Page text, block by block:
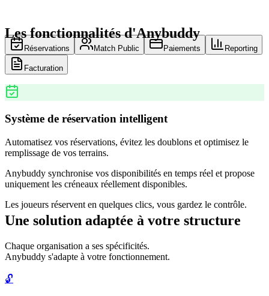
Les fonctionnalités d'Anybuddy
Réservations Match Public Paiements Reporting
Facturation
Système de réservation intelligent
Automatisez vos réservations, évitez les doublons et optimisez le
remplissage de vos terrains.
Anybuddy synchronise vos disponibilités en temps réel et propose
uniquement les créneaux réellement disponibles.
Les joueurs réservent en quelques clics, vous gardez le contrôle.
Une solution adaptée à votre structure
Chaque organisation a ses spécificités.
Anybuddy s'adapte à votre fonctionnement.
🔓